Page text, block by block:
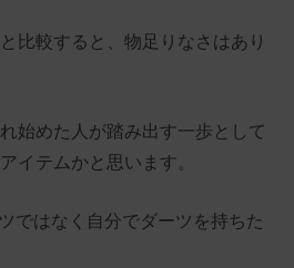
比較すると、物足りなさはあり
始めた人が踏み出す一歩として
イテムかと思います。
ではなく自分でダーツを持ちた